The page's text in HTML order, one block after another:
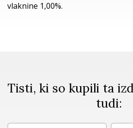
vlaknine 1,00%.
Tisti, ki so kupili ta
tudi: